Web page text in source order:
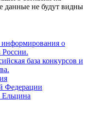
данные не будут видны